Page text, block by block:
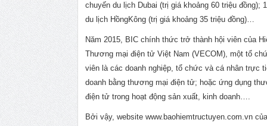
chuyến du lịch Dubai (trị giá khoảng 60 triệu đồng);
du lịch HồngKông (trị giá khoảng 35 triệu đồng)…
Năm 2015, BIC chính thức trở thành hội viên của
Thương mại điện tử Việt Nam (VECOM), một tổ
viên là các doanh nghiệp, tổ chức và cá nhân trực
doanh bằng thương mại điện tử; hoặc ứng dụng
điện tử trong hoạt động sản xuất, kinh doanh….
Bởi vậy, website www.baohiemtructuyen.com.vn